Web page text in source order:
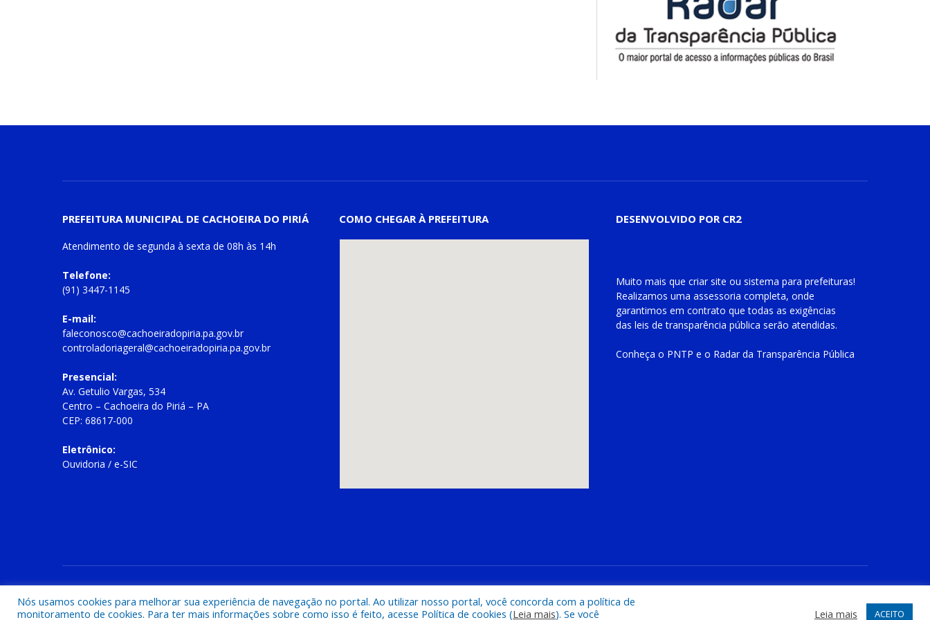
PREFEITURA MUNICIPAL DE CACHOEIRA DO PIRIÁ
Atendimento de segunda à sexta de 08h às 14h
Telefone:
(91) 3447-1145
E-mail:
faleconosco@cachoeiradopiria.pa.gov.br
controladoriageral@cachoeiradopiria.pa.gov.br
Presencial:
Av. Getulio Vargas, 534
Centro – Cachoeira do Piriá – PA
CEP: 68617-000
Eletrônico:
Ouvidoria / e-SIC
COMO CHEGAR À PREFEITURA DESENVOLVIDO POR CR2
Muito mais que criar site ou sistema para prefeituras!
Realizamos uma assessoria completa, onde
garantimos em contrato que todas as exigências
das leis de transparência pública serão atendidas.
Conheça o PNTP e o Radar da Transparência Pública
Nós usamos cookies para melhorar sua experiência de navegação no portal. Ao utilizar nosso portal, você concorda com a política de
monitoramento de cookies. Para ter mais informações sobre como isso é feito, acesse Política de cookies (Leia mais). Se você
Leia mais ACEITO